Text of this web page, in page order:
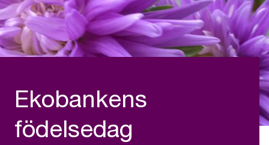
Ekobankens
födelsedag